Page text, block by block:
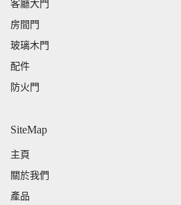
客廳大門
房間門
玻璃木門
配件
防火門
SiteMap
主頁
關於我們
產品